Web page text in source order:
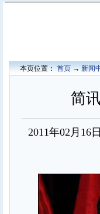
本页位置：首页→新闻
简
2011年02月